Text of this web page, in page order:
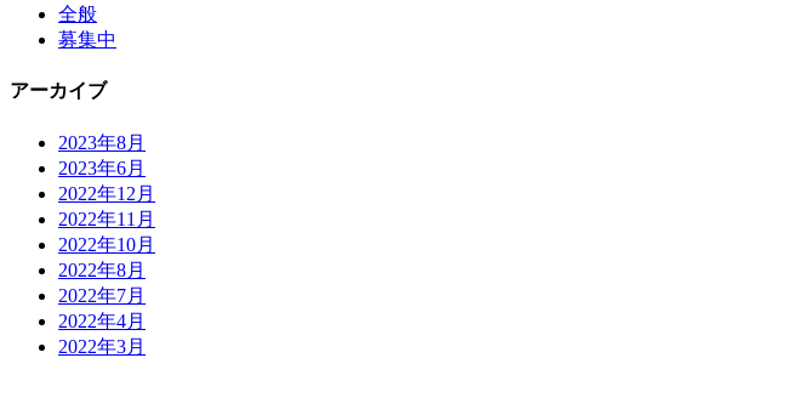
全般
募集中
アーカイブ
2023年8月
2023年6月
2022年12月
2022年11月
2022年10月
2022年8月
2022年7月
2022年4月
2022年3月